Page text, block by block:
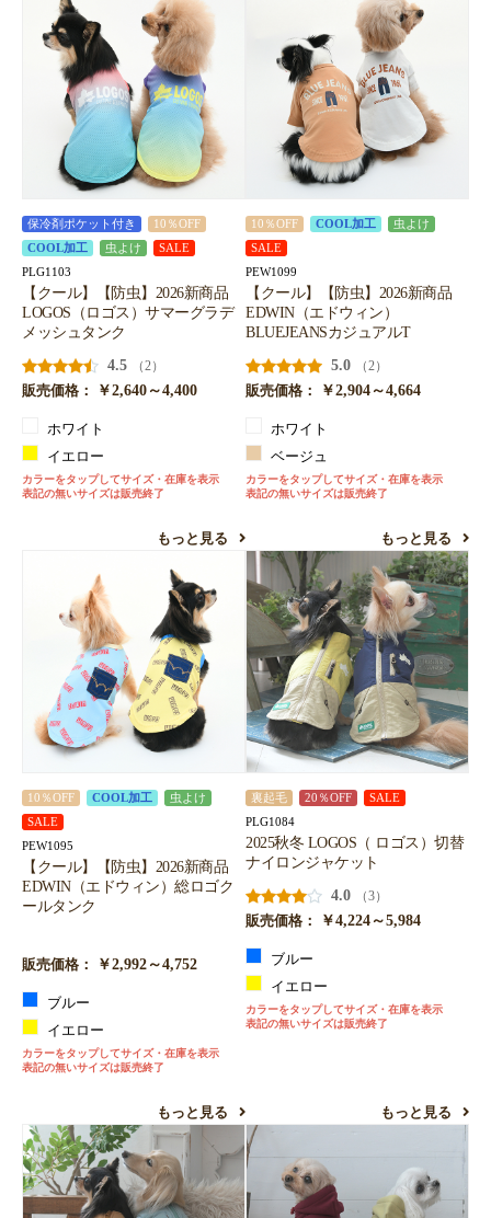
保冷剤ポケット付き
10％OFF
COOL加工
虫よけ SALE
PLG1103
【クール】【防虫】2026新商品
LOGOS（ロゴス）サマーグラデ
メッシュタンク
4.5
（2）
販売価格：
￥2,640～4,400
ホワイト
イエロー
カラーをタップしてサイズ・在庫を表示
表記の無いサイズは販売終了
もっと見る
10％OFF COOL加工
虫よけ
SALE
PEW1099
【クール】【防虫】2026新商品
EDWIN（エドウィン）
BLUEJEANSカジュアルT
5.0
（2）
販売価格：
￥2,904～4,664
ホワイト
ベージュ
カラーをタップしてサイズ・在庫を表示
表記の無いサイズは販売終了
もっと見る
10％OFF COOL加工
虫よけ
SALE
PEW1095
【クール】【防虫】2026新商品
EDWIN（エドウィン）総ロゴク
ールタンク
販売価格： ￥2,992～4,752
ブルー
イエロー
カラーをタップしてサイズ・在庫を表示
表記の無いサイズは販売終了
もっと見る
裏起毛 20％OFF SALE
PLG1084
2025秋冬 LOGOS（ ロゴス）切替
ナイロンジャケット
4.0
（3）
販売価格：
￥4,224～5,984
ブルー
イエロー
カラーをタップしてサイズ・在庫を表示
表記の無いサイズは販売終了
もっと見る
お買い物を続ける カートへ進む